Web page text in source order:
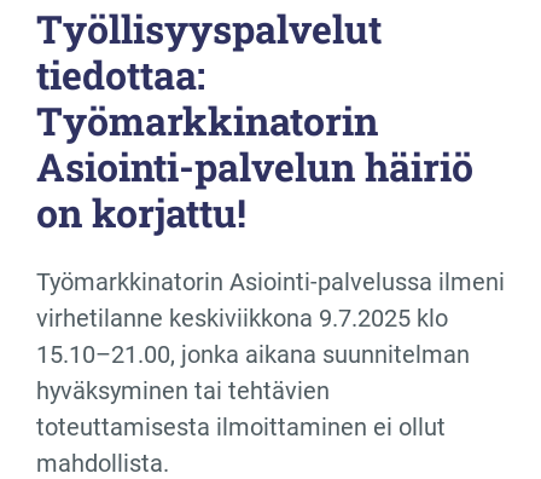
Työllisyyspalvelut
tiedottaa:
Työmarkkinatorin
Asiointi-palvelun häiriö
on korjattu!
Työmarkkinatorin Asiointi-palvelussa ilmeni
virhetilanne keskiviikkona 9.7.2025 klo
15.10–21.00, jonka aikana suunnitelman
hyväksyminen tai tehtävien
toteuttamisesta ilmoittaminen ei ollut
mahdollista.